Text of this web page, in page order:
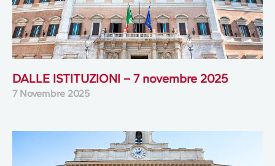
DALLE ISTITUZIONI – 7 novembre 2025
7 Novembre 2025